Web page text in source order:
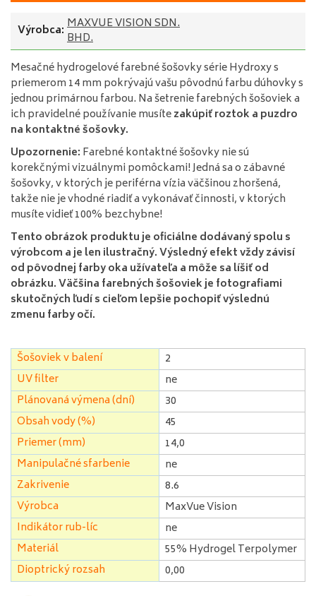
Výrobca: MAXVUE VISION SDN.
BHD.
Mesačné hydrogelové farebné šošovky série Hydroxys
priemerom 14 mm pokrývajú vašu pôvodnú farbu dúhovky s
jednou primárnou farbou. Na šetrenie farebných šošoviek a
ich pravidelné používanie musítezakúpiť roztok a puzdro
na kontaktné šošovky.
Upozornenie: Farebné kontaktné šošovky nie sú
korekčnými vizuálnymi pomôckami! Jedná sa o zábavné
šošovky, v ktorých je periférna vízia väčšinou zhoršená,
takže nie je vhodné riadiť a vykonávať činnosti, v ktorých
musíte vidieť 100% bezchybne!
Tento obrázok produktu je oficiálne dodávaný spolu s
výrobcom a je len ilustračný. Výsledný efekt vždy závisí
od pôvodnej farby oka užívateľa a môže sa líšiť od
obrázku. Väčšina farebných šošoviek je fotografiami
skutočných ľudí s cieľom lepšie pochopiť výslednú
zmenu farby očí.
Šošoviek v balení
2
UV filter
ne
Plánovaná výmena (dní)
30
Obsah vody (%)
45
Priemer (mm)
14,0
Manipulačné sfarbenie
ne
Zakrivenie
8.6
Výrobca
MaxVue Vision
Indikátor rub-líc
ne
Materiál
55% Hydrogel Terpolymer
Dioptrický rozsah
0,00